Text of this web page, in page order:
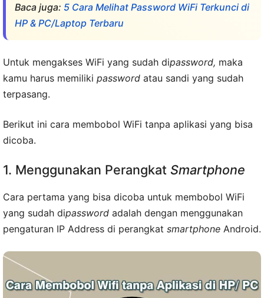
Baca juga: 5 Cara Melihat Password WiFi Terkunci di
HP & PC/Laptop Terbaru
Untuk mengakses WiFi yang sudah dipassword, maka
kamu harus memiliki password atau sandi yang sudah
terpasang.
Berikut ini cara membobol WiFi tanpa aplikasi yang bisa
dicoba.
1. Menggunakan Perangkat Smartphone
Cara pertama yang bisa dicoba untuk membobol WiFi
yang sudah dipassword adalah dengan menggunakan
pengaturan IP Address di perangkat smartphone Android.